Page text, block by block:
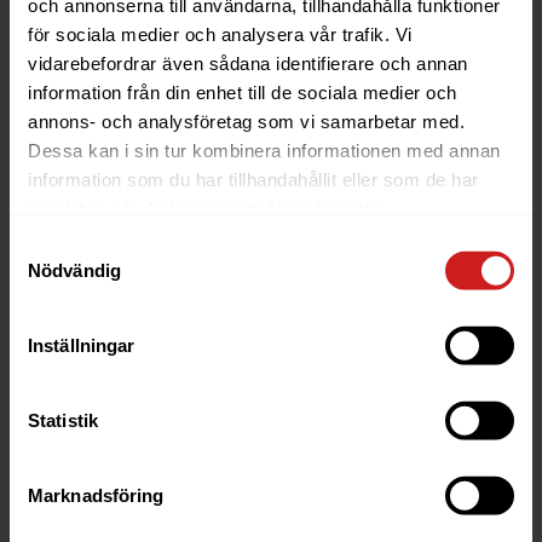
och annonserna till användarna, tillhandahålla funktioner
för sociala medier och analysera vår trafik. Vi
vidarebefordrar även sådana identifierare och annan
information från din enhet till de sociala medier och
annons- och analysföretag som vi samarbetar med.
Dessa kan i sin tur kombinera informationen med annan
information som du har tillhandahållit eller som de har
Nödvändig
Inställningar
Statistik
Marknadsföring
IPv6-adress är närmast obegränsat.
Vill du läsa mer om IPv4 och IPv6?
I Sverige arbetar PTSpå uppdrag av regeringen för att
främja IPv6-forum och underlätta övergången. De listar
bl.a. fem skäl för att införa IPv6 och harsläppt en
framtidssäkra vägen eftersom IPv4-adresserna i princip
Guide: Var hittar jag IP-adressen för min